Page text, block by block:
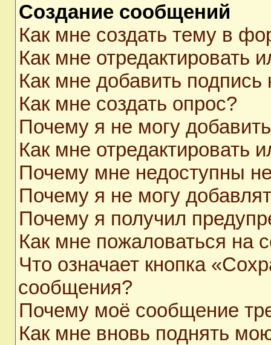
Создание сообщений
Как мне создать тему в
Как мне отредактировать
Как мне добавить
Как мне создать опрос?
Почему я не могу
Как мне отредактировать
Почему мне недоступны
Почему я не могу
Почему я получил
Как мне пожаловаться на
Что означает кнопка
сообщения?
Почему моё сообщение
Как мне вновь поднять